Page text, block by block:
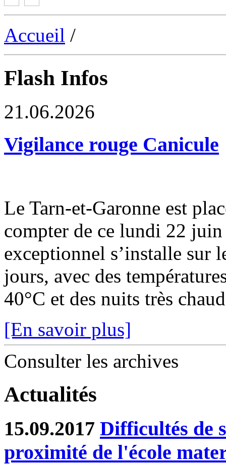
Accueil /
Flash Infos
21.06.2026
Vigilance rouge Canicule
Le Tarn-et-Garonne est
compter de ce lundi 22
exceptionnel s’installe sur
jours, avec des
40°C et des nuits très
[En savoir plus]
Consulter les archives
Actualités
15.09.2017 Difficultés de
proximité de l'école